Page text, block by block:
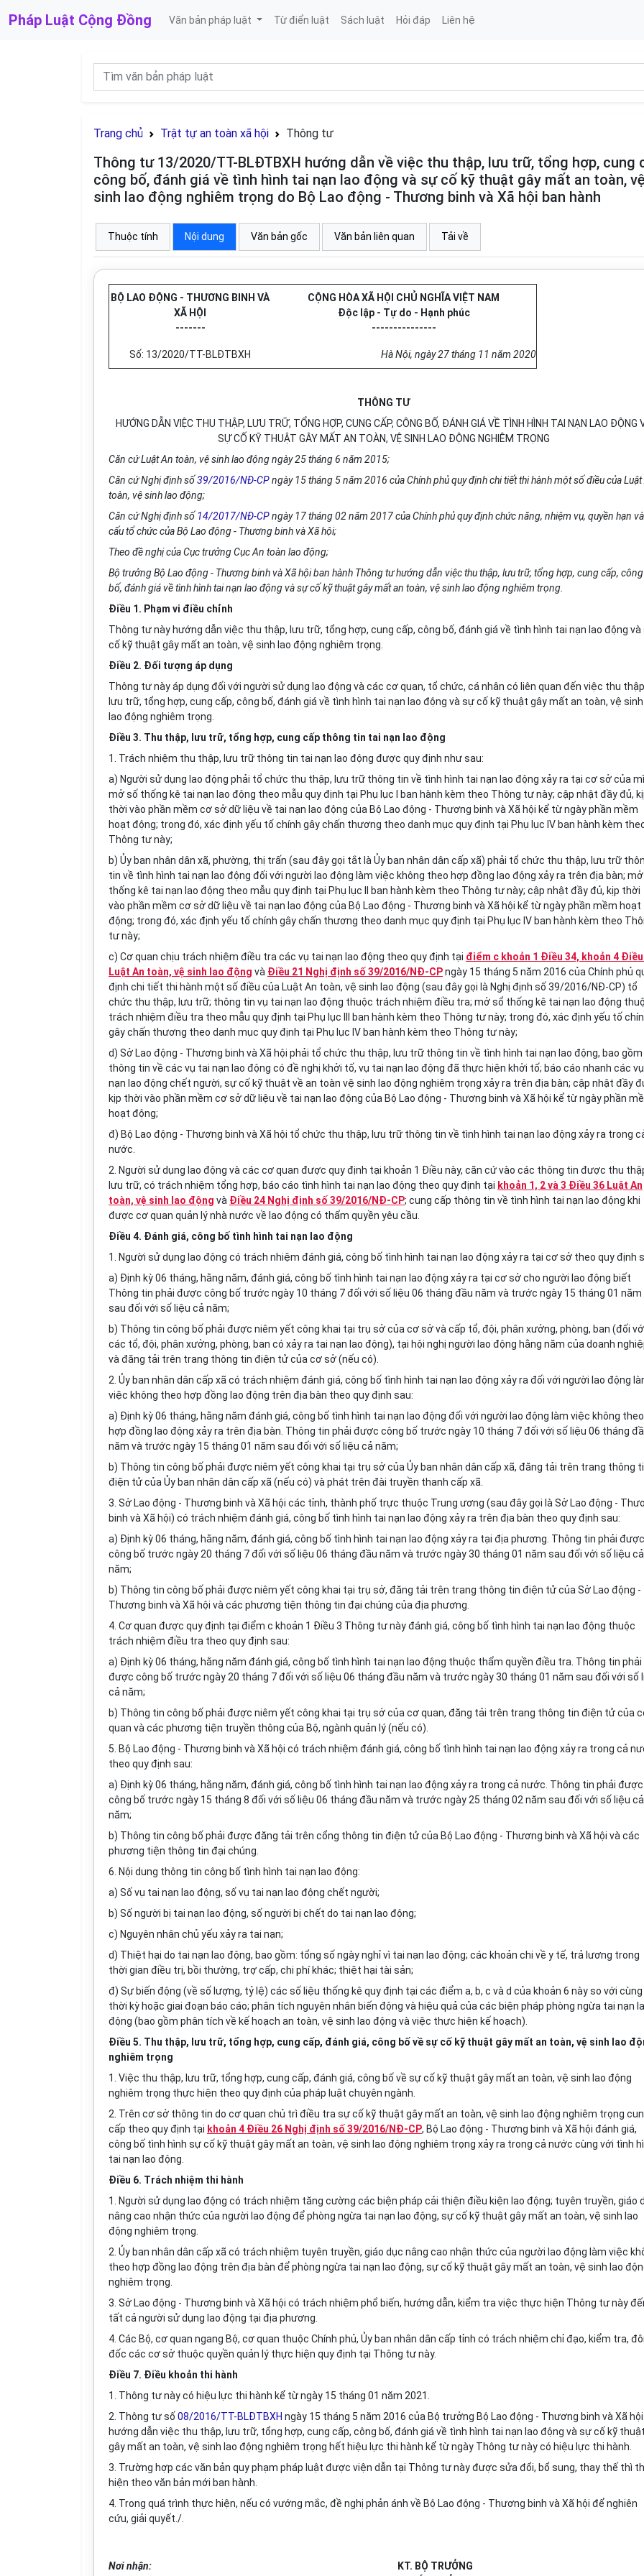
Pháp Luật Cộng Đồng Văn bản pháp luật Từ điển luật Sách luật Hỏi đáp Liên hệ
Trang chủ Trật tự an toàn xã hội Thông tư
Thông tư 13/2020/TT-BLĐTBXH hướng dẫn về việc thu thập, lưu trữ, tổng hợp, cung
công bố, đánh giá về tình hình tai nạn lao động và sự cố kỹ thuật gây mất an toàn, vệ
sinh lao động nghiêm trọng do Bộ Lao động - Thương binh và Xã hội ban hành
Thuộc tính Nội dung Văn bản gốc Văn bản liên quan Tải về
BỘ LAO ĐỘNG - THƯƠNG BINH VÀ
XÃ HỘI
-------
CỘNG HÒA XÃ HỘI CHỦ NGHĨA VIỆT NAM
Độc lập - Tự do - Hạnh phúc
---------------
Số: 13/2020/TT-BLĐTBXH Hà Nội, ngày 27 tháng 11 năm 2020
THÔNG TƯ
HƯỚNG DẪN VIỆC THU THẬP, LƯU TRỮ, TỔNG HỢP, CUNG CẤP, CÔNG BỐ, ĐÁNH GIÁ VỀ TÌNH HÌNH TAI NẠN LAO ĐỘNG
SỰ CỐ KỸ THUẬT GÂY MẤT AN TOÀN, VỆ SINH LAO ĐỘNG NGHIÊM TRỌNG
Căn cứ Luật An toàn, vệ sinh lao động ngày 25 tháng 6 năm 2015;
Căn cứ Nghị định số39/2016/NĐ-CPngày 15 tháng 5 năm 2016 của Chính phủ quy định chi tiết thi hành một số điều của Luật
toàn, vệ sinh lao động;
Căn cứ Nghị định số 14/2017/NĐ-CPngày 17 tháng 02 năm 2017 của Chính phủ quy định chức năng, nhiệm vụ, quyền hạn
cấu tổ chức của Bộ Lao động - Thương binh và Xã hội;
Theo đề nghị của Cục trưởng Cục An toàn lao động;
Bộ trưởng Bộ Lao động - Thương binh và Xã hội ban hành Thông tư hướng dẫn việc thu thập, lưu trữ, tổng hợp, cung cấp, công
bố, đánh giá về tình hình tai nạn lao động và sự cố kỹ thuật gây mất an toàn, vệ sinh lao động nghiêm trọng.
Điều 1. Phạm vi điều chỉnh
Thông tư này hướng dẫn việc thu thập, lưu trữ, tổng hợp, cung cấp, công bố, đánh giá về tình hình tai nạn lao động và
cố kỹ thuật gây mất an toàn, vệ sinh lao động nghiêm trọng.
Điều 2. Đối tượng áp dụng
Thông tư này áp dụng đối với người sử dụng lao động và các cơ quan, tổ chức, cá nhân có liên quan đến việc thu
lưu trữ, tổng hợp, cung cấp, công bố, đánh giá về tình hình tai nạn lao động và sự cố kỹ thuật gây mất an toàn, vệ sinh
lao động nghiêm trọng.
Điều 3. Thu thập, lưu trữ, tổng hợp, cung cấp thông tin tai nạn lao động
1. Trách nhiệm thu thập, lưu trữ thông tin tai nạn lao động được quy định như sau:
a) Người sử dụng lao động phải tổ chức thu thập, lưu trữ thông tin về tình hình tai nạn lao động xảy ra tại cơ sở của
mở số thống kê tai nạn lao động theo mẫu quy định tại Phụ lục I ban hành kèm theo Thông tư này; cập nhật đầy đủ,
thời vào phần mềm cơ sở dữ liệu về tai nạn lao động của Bộ Lao động - Thương binh và Xã hội kể từ ngày phần mềm
hoạt động; trong đó, xác định yếu tố chính gây chấn thương theo danh mục quy định tại Phụ lục IV ban hành kèm
Thông tư này;
b) Ủy ban nhân dân xã, phường, thị trấn (sau đây gọi tắt là Ủy ban nhân dân cấp xã) phải tổ chức thu thập, lưu trữ
tin về tình hình tai nạn lao động đối với người lao động làm việc không theo hợp đồng lao động xảy ra trên địa bàn;
thống kê tai nạn lao động theo mẫu quy định tại Phụ lục II ban hành kèm theo Thông tư này; cập nhật đầy đủ, kịp thời
vào phần mềm cơ sở dữ liệu về tai nạn lao động của Bộ Lao động - Thương binh và Xã hội kể từ ngày phần mềm hoạt
động; trong đó, xác định yếu tố chính gây chấn thương theo danh mục quy định tại Phụ lục IV ban hành kèm theo
tư này;
c) Cơ quan chịu trách nhiệm điều tra các vụ tai nạn lao động theo quy định tại điểm c khoản 1 Điều 34, khoản 4 Điều
Luật An toàn, vệ sinh lao động và Điều 21 Nghị định số 39/2016/NĐ-CPngày 15 tháng 5 năm 2016 của Chính phủ
định chi tiết thi hành một số điều của Luật An toàn, vệ sinh lao động (sau đây gọi là Nghị định số 39/2016/NĐ-CP) tổ
chức thu thập, lưu trữ; thông tin vụ tai nạn lao động thuộc trách nhiệm điều tra; mở sổ thống kê tai nạn lao động
trách nhiệm điều tra theo mẫu quy định tại Phụ lục III ban hành kèm theo Thông tư này; trong đó, xác định yếu tố
gây chấn thương theo danh mục quy định tại Phụ lục IV ban hành kèm theo Thông tư này;
d) Sở Lao động - Thương binh và Xã hội phải tổ chức thu thập, lưu trữ thông tin về tình hình tai nạn lao động, bao gồm
thông tin về các vụ tai nạn lao động có đề nghị khởi tố, vụ tai nạn lao động đã thực hiện khởi tố; báo cáo nhanh các
nạn lao động chết người, sự cố kỹ thuật về an toàn vệ sinh lao động nghiêm trọng xảy ra trên địa bàn; cập nhật đầy
kịp thời vào phần mềm cơ sở dữ liệu về tai nạn lao động của Bộ Lao động - Thương binh và Xã hội kể từ ngày phần
hoạt động;
đ) Bộ Lao động - Thương binh và Xã hội tổ chức thu thập, lưu trữ thông tin về tình hình tai nạn lao động xảy ra trong
nước.
2. Người sử dụng lao động và các cơ quan được quy định tại khoản 1 Điều này, căn cứ vào các thông tin được thu
lưu trữ, có trách nhiệm tổng hợp, báo cáo tình hình tai nạn lao động theo quy định tại khoản 1, 2 và 3 Điều 36 Luật An
toàn, vệ sinh lao động và Điều 24 Nghị định số 39/2016/NĐ-CP; cung cấp thông tin về tình hình tai nạn lao động khi
được cơ quan quản lý nhà nước về lao động có thẩm quyền yêu cầu.
Điều 4. Đánh giá, công bố tình hình tai nạn lao động
1. Người sử dụng lao động có trách nhiệm đánh giá, công bố tình hình tai nạn lao động xảy ra tại cơ sở theo quy định
a) Định kỳ 06 tháng, hằng năm, đánh giá, công bố tình hình tai nạn lao động xảy ra tại cơ sở cho người lao động biết
Thông tin phải được công bố trước ngày 10 tháng 7 đối với số liệu 06 tháng đầu năm và trước ngày 15 tháng 01 năm
sau đối với số liệu cả năm;
b) Thông tin công bố phải được niêm yết công khai tại trụ sở của cơ sở và cấp tổ, đội, phân xưởng, phòng, ban (đối
các tổ, đội, phân xưởng, phòng, ban có xảy ra tai nạn lao động), tại hội nghị người lao động hằng năm của doanh
và đăng tải trên trang thông tin điện tử của cơ sở (nếu có).
2. Ủy ban nhân dân cấp xã có trách nhiệm đánh giá, công bố tình hình tai nạn lao động xảy ra đối với người lao động
việc không theo hợp đồng lao động trên địa bàn theo quy định sau:
a) Định kỳ 06 tháng, hằng năm đánh giá, công bố tình hình tai nạn lao động đối với người lao động làm việc không theo
hợp đồng lao động xảy ra trên địa bàn. Thông tin phải được công bố trước ngày 10 tháng 7 đối với số liệu 06 tháng
năm và trước ngày 15 tháng 01 năm sau đối với số liệu cả năm;
b) Thông tin công bố phải được niêm yết công khai tại trụ sở của Ủy ban nhân dân cấp xã, đăng tải trên trang thông
điện tử của Ủy ban nhân dân cấp xã (nếu có) và phát trên đài truyền thanh cấp xã.
3. Sở Lao động - Thương binh và Xã hội các tỉnh, thành phố trực thuộc Trung ương (sau đây gọi là Sở Lao động -
binh và Xã hội) có trách nhiệm đánh giá, công bố tình hình tai nạn lao động xảy ra trên địa bàn theo quy định sau:
a) Định kỳ 06 tháng, hằng năm, đánh giá, công bố tình hình tai nạn lao động xảy ra tại địa phương. Thông tin phải được
công bố trước ngày 20 tháng 7 đối với số liệu 06 tháng đầu năm và trước ngày 30 tháng 01 năm sau đối với số liệu cả
năm;
b) Thông tin công bố phải được niêm yết công khai tại trụ sở, đăng tải trên trang thông tin điện tử của Sở Lao động -
Thương binh và Xã hội và các phương tiện thông tin đại chúng của địa phương.
4. Cơ quan được quy định tại điểm c khoản 1 Điều 3 Thông tư này đánh giá, công bố tình hình tai nạn lao động thuộc
trách nhiệm điều tra theo quy định sau:
a) Định kỳ 06 tháng, hằng năm đánh giá, công bố tình hình tai nạn lao động thuộc thẩm quyền điều tra. Thông tin phải
được công bố trước ngày 20 tháng 7 đối với số liệu 06 tháng đầu năm và trước ngày 30 tháng 01 năm sau đối với số
cả năm;
b) Thông tin công bố phải được niêm yết công khai tại trụ sở của cơ quan, đăng tải trên trang thông tin điện tử của
quan và các phương tiện truyền thông của Bộ, ngành quản lý (nếu có).
5. Bộ Lao động - Thương binh và Xã hội có trách nhiệm đánh giá, công bố tình hình tai nạn lao động xảy ra trong cả
theo quy định sau:
a) Định kỳ 06 tháng, hằng năm, đánh giá, công bố tình hình tai nạn lao động xảy ra trong cả nước. Thông tin phải được
công bố trước ngày 15 tháng 8 đối với số liệu 06 tháng đầu năm và trước ngày 25 tháng 02 năm sau đối với số liệu cả
năm;
b) Thông tin công bố phải được đăng tải trên cổng thông tin điện tử của Bộ Lao động - Thương binh và Xã hội và các
phương tiện thông tin đại chúng.
6. Nội dung thông tin công bố tình hình tai nạn lao động:
a) Số vụ tai nạn lao động, số vụ tai nạn lao động chết người;
b) Số người bị tai nạn lao động, số người bị chết do tai nạn lao động;
c) Nguyên nhân chủ yếu xảy ra tai nạn;
d) Thiệt hại do tai nạn lao động, bao gồm: tổng số ngày nghỉ vì tai nạn lao động; các khoản chi về y tế, trả lương trong
thời gian điều trị, bồi thường, trợ cấp, chi phí khác; thiệt hại tài sản;
đ) Sự biến động (về số lượng, tỷ lệ) các số liệu thống kê quy định tại các điểm a, b, c và d của khoản 6 này so với cùng
thời kỳ hoặc giai đoạn báo cáo; phân tích nguyên nhân biến động và hiệu quả của các biện pháp phòng ngừa tai nạn
động (bao gồm phân tích về kế hoạch an toàn, vệ sinh lao động và việc thực hiện kế hoạch).
Điều 5. Thu thập, lưu trữ, tổng hợp, cung cấp, đánh giá, công bố về sự cố kỹ thuật gây mất an toàn, vệ sinh lao
nghiêm trọng
1. Việc thu thập, lưu trữ, tổng hợp, cung cấp, đánh giá, công bố về sự cố kỹ thuật gây mất an toàn, vệ sinh lao động
nghiêm trọng thực hiện theo quy định của pháp luật chuyên ngành.
2. Trên cơ sở thông tin do cơ quan chủ trì điều tra sự cố kỹ thuật gây mất an toàn, vệ sinh lao động nghiêm trọng
cấp theo quy định tại khoản 4 Điều 26 Nghị định số 39/2016/NĐ-CP, Bộ Lao động - Thương binh và Xã hội đánh giá,
công bố tình hình sự cố kỹ thuật gây mất an toàn, vệ sinh lao động nghiêm trọng xảy ra trong cả nước cùng với tình
tai nạn lao động.
Điều 6. Trách nhiệm thi hành
1. Người sử dụng lao động có trách nhiệm tăng cường các biện pháp cải thiện điều kiện lao động; tuyên truyền, giáo
nâng cao nhận thức của người lao động để phòng ngừa tai nạn lao động, sự cố kỹ thuật gây mất an toàn, vệ sinh lao
động nghiêm trọng.
2. Ủy ban nhân dân cấp xã có trách nhiệm tuyên truyền, giáo dục nâng cao nhận thức của người lao động làm việc
theo hợp đồng lao động trên địa bàn để phòng ngừa tai nạn lao động, sự cố kỹ thuật gây mất an toàn, vệ sinh lao
nghiêm trọng.
3. Sở Lao động - Thương binh và Xã hội có trách nhiệm phổ biến, hướng dẫn, kiểm tra việc thực hiện Thông tư này
tất cả người sử dụng lao động tại địa phương.
4. Các Bộ, cơ quan ngang Bộ, cơ quan thuộc Chính phủ, Ủy ban nhân dân cấp tỉnh có trách nhiệm chỉ đạo, kiểm tra,
đốc các cơ sở thuộc quyền quản lý thực hiện quy định tại Thông tư này.
Điều 7. Điều khoản thi hành
1. Thông tư này có hiệu lực thi hành kể từ ngày 15 tháng 01 năm 2021.
2. Thông tư số 08/2016/TT-BLĐTBXH ngày 15 tháng 5 năm 2016 của Bộ trưởng Bộ Lao động - Thương binh và Xã hội
hướng dẫn việc thu thập, lưu trữ, tổng hợp, cung cấp, công bố, đánh giá về tình hình tai nạn lao động và sự cố kỹ thuật
gây mất an toàn, vệ sinh lao động nghiêm trọng hết hiệu lực thi hành kể từ ngày Thông tư này có hiệu lực thi hành.
3. Trường hợp các văn bản quy phạm pháp luật được viện dẫn tại Thông tư này được sửa đổi, bổ sung, thay thế thì
hiện theo văn bản mới ban hành.
4. Trong quá trình thực hiện, nếu có vướng mắc, đề nghị phản ánh về Bộ Lao động - Thương binh và Xã hội để nghiên
cứu, giải quyết./.
Nơi nhận:
KT. BỘ TRƯỞNG